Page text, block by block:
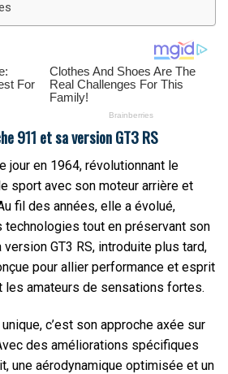
911 et sa version GT3 RS
jour en 1964, révolutionnant le
sport avec son moteur arrière et
fil des années, elle a évolué,
technologies tout en préservant son
GT3 RS, introduite plus tard,
pour allier performance et esprit
les amateurs de sensations fortes.
c’est son approche axée sur
des améliorations spécifiques
une aérodynamique optimisée et un